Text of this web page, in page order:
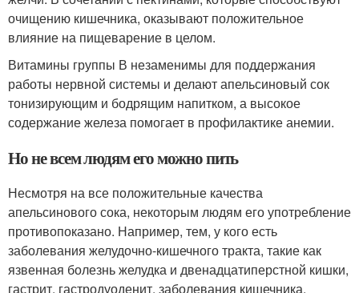
очищению кишечника, оказывают положительное
влияние на пищеварение в целом.
Витамины группы В незаменимы для поддержания
работы нервной системы и делают апельсиновый сок
тонизирующим и бодрящим напитком, а высокое
содержание железа помогает в профилактике анемии.
Но не всем людям его можно пить
Несмотря на все положительные качества
апельсинового сока, некоторым людям его употребление
противопоказано. Например, тем, у кого есть
заболевания желудочно-кишечного тракта, такие как
язвенная болезнь желудка и двенадцатиперстной кишки,
гастрит, гастродуоденит, заболевания кишечника.